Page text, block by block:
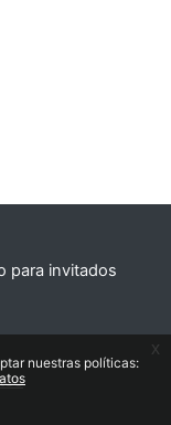
para invitados
nuestras políticas:
x